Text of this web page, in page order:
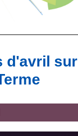
d'avril sur